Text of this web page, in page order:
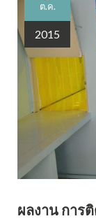
ต.ค.
2015
ผลงาน การ